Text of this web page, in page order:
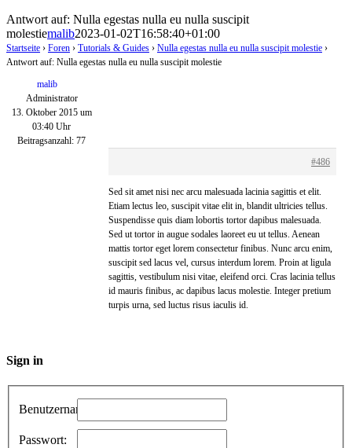
Antwort auf: Nulla egestas nulla eu nulla suscipit
molestiemalib2023-01-02T16:58:40+01:00
Startseite › Foren › Tutorials & Guides › Nulla egestas nulla eu nulla suscipit molestie ›
Antwort auf: Nulla egestas nulla eu nulla suscipit molestie
malib
Administrator
13. Oktober 2015 um
03:40 Uhr
Beitragsanzahl: 77
#486
Sed sit amet nisi nec arcu malesuada lacinia sagittis et elit.
Etiam lectus leo, suscipit vitae elit in, blandit ultricies tellus.
Suspendisse quis diam lobortis tortor dapibus malesuada.
Sed ut tortor in augue sodales laoreet eu ut tellus. Aenean
mattis tortor eget lorem consectetur finibus. Nunc arcu enim,
suscipit sed lacus vel, cursus interdum lorem. Proin at ligula
sagittis, vestibulum nisi vitae, eleifend orci. Cras lacinia tellus
id mauris finibus, ac dapibus lacus molestie. Integer pretium
turpis urna, sed luctus risus iaculis id.
Sign in
Benutzername:
Passwort: